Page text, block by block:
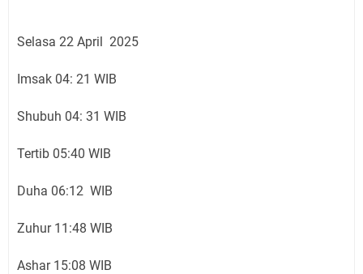
Selasa 22 April 2025
Imsak 04: 21 WIB
Shubuh 04: 31 WIB
Tertib 05:40 WIB
Duha 06:12 WIB
Zuhur 11:48 WIB
Ashar 15:08 WIB